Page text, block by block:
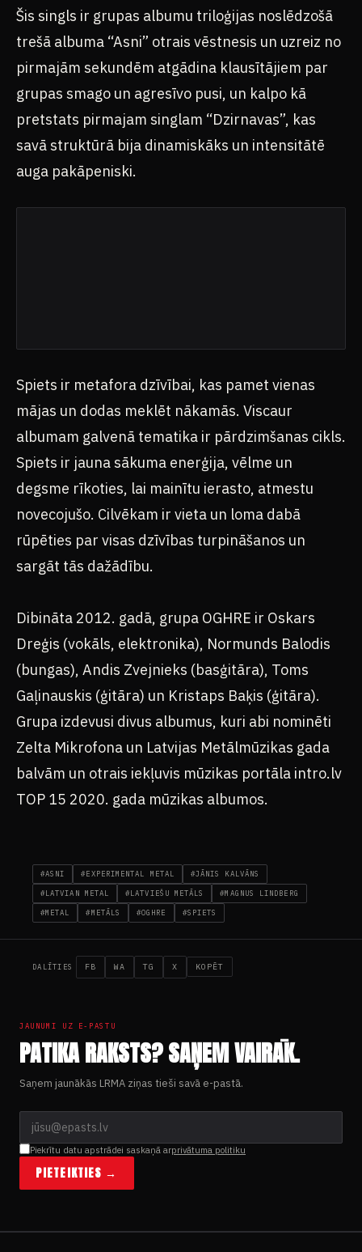
Šis singls ir grupas albumu triloģijas noslēdzošā
trešā albuma “Asni” otrais vēstnesis un uzreiz no
pirmajām sekundēm atgādina klausītājiem par
grupas smago un agresīvo pusi, un kalpo kā
pretstats pirmajam singlam “Dzirnavas”, kas
savā struktūrā bija dinamiskāks un intensitātē
auga pakāpeniski.
Spiets ir metafora dzīvībai, kas pamet vienas
mājas un dodas meklēt nākamās. Viscaur
albumam galvenā tematika ir pārdzimšanas cikls.
Spiets ir jauna sākuma enerģija, vēlme un
degsme rīkoties, lai mainītu ierasto, atmestu
novecojušo. Cilvēkam ir vieta un loma dabā
rūpēties par visas dzīvības turpināšanos un
sargāt tās dažādību.
Dibināta 2012. gadā, grupa OGHRE ir Oskars
Dreģis (vokāls, elektronika), Normunds Balodis
(bungas), Andis Zvejnieks (basģitāra), Toms
Gaļinauskis (ģitāra) un Kristaps Baķis (ģitāra).
Grupa izdevusi divus albumus, kuri abi nominēti
Zelta Mikrofona un Latvijas Metālmūzikas gada
balvām un otrais iekļuvis mūzikas portāla intro.lv
TOP 15 2020. gada mūzikas albumos.
#ASNI #EXPERIMENTAL METAL #JĀNIS KALVĀNS
#LATVIAN METAL #LATVIEŠU METĀLS #MAGNUS LINDBERG
#METAL #METĀLS #OGHRE #SPIETS
DALĪTIES FB WA TG X KOPĒT
JAUNUMI UZ E-PASTU
PATIKA RAKSTS? SAŅEM VAIRĀK.
Saņem jaunākās LRMA ziņas tieši savā e-pastā.
Piekrītu datu apstrādei saskaņā arprivātuma politiku
PIETEIKTIES →